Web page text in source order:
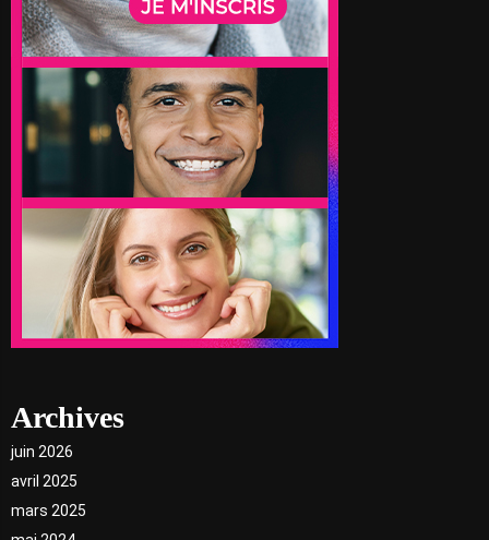
Archives
juin 2026
avril 2025
mars 2025